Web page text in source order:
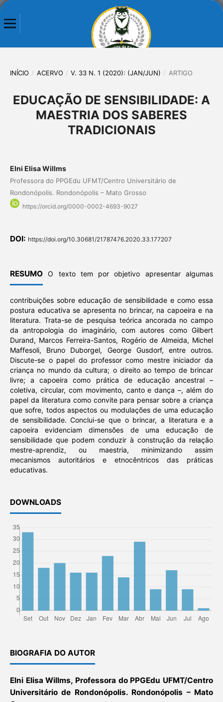
INÍCIO / ACERVO / V. 33 N. 1 (2020): (JAN/JUN) / ARTIGO
EDUCAÇÃO DE SENSIBILIDADE: A
MAESTRIA DOS SABERES
TRADICIONAIS
Elni Elisa Willms
Professora do PPGEdu UFMT/Centro Universitário de
Rondonópolis. Rondonópolis – Mato Grosso
https://orcid.org/0000-0002-4693-9027
DOI: https://doi.org/10.30681/21787476.2020.33.177207
RESUMOO texto tem por objetivo apresentar algumas
contribuições sobre educação de sensibilidade e como essa
postura educativa se apresenta no brincar, na capoeira e na
literatura. Trata-se de pesquisa teórica ancorada no campo
da antropologia do imaginário, com autores como Gilbert
Durand, Marcos Ferreira-Santos, Rogério de Almeida, Michel
Maffesoli, Bruno Duborgel, George Gusdorf, entre outros.
Discute-se o papel do professor como mestre iniciador da
criança no mundo da cultura; o direito ao tempo de brincar
livre; a capoeira como prática de educação ancestral –
coletiva, circular, com movimento, canto e dança –, além do
papel da literatura como convite para pensar sobre a criança
que sofre, todos aspectos ou modulações de uma educação
de sensibilidade. Conclui-se que o brincar, a literatura e a
capoeira evidenciam dimensões de uma educação de
sensibilidade que podem conduzir à construção da relação
mestre-aprendiz, ou maestria, minimizando assim
mecanismos autoritários e etnocêntricos das práticas
educativas.
DOWNLOADS
BIOGRAFIA DO AUTOR
Elni Elisa Willms, Professora do PPGEdu UFMT/Centro
Universitário de Rondonópolis. Rondonópolis – Mato